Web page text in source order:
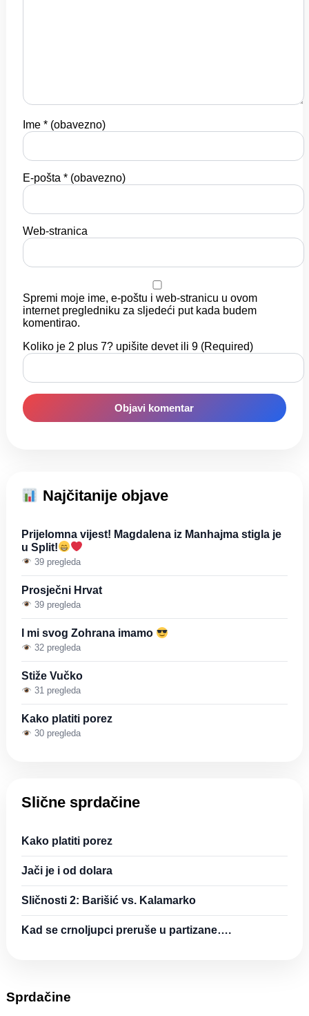
Ime * (obavezno)
E-pošta * (obavezno)
Web-stranica
Spremi moje ime, e-poštu i web-stranicu u ovom
internet pregledniku za sljedeći put kada budem
komentirao.
Koliko je 2 plus 7? upišite devet ili 9 (Required)
Najčitanije objave
Prijelomna vijest! Magdalena iz Manhajma stigla je
u Split!
39 pregleda
Prosječni Hrvat
39 pregleda
I mi svog Zohrana imamo
32 pregleda
Stiže Vučko
31 pregleda
Kako platiti porez
30 pregleda
Slične sprdačine
Kako platiti porez
Jači je i od dolara
Sličnosti 2: Barišić vs. Kalamarko
Kad se crnoljupci preruše u partizane….
Sprdačine